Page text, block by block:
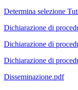
Determina selezione
Dichiarazione di
Dichiarazione di
Dichiarazione di
Disseminazione.pdf